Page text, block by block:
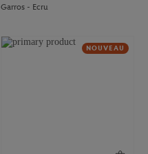
Garros - Ecru
NOUVEAU